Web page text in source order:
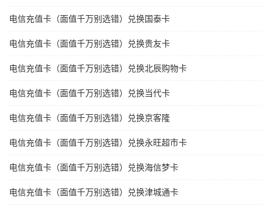
电信充值卡（面值千万别选错）兑换国泰卡
电信充值卡（面值千万别选错）兑换贵友卡
电信充值卡（面值千万别选错）兑换北辰购物卡
电信充值卡（面值千万别选错）兑换当代卡
电信充值卡（面值千万别选错）兑换京客隆
电信充值卡（面值千万别选错）兑换永旺超市卡
电信充值卡（面值千万别选错）兑换海信梦卡
电信充值卡（面值千万别选错）兑换津城通卡